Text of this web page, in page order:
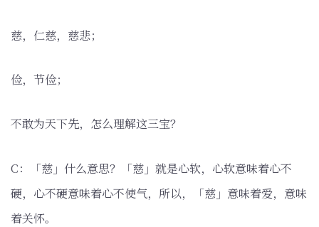
慈，仁慈，慈悲；
俭，节俭；
不敢为天下先，怎么理解这三宝？
C：「慈」什么意思？「慈」就是心软，心软意味着心不
硬，心不硬意味着心不使气，所以，「慈」意味着爱，意味
着关怀。